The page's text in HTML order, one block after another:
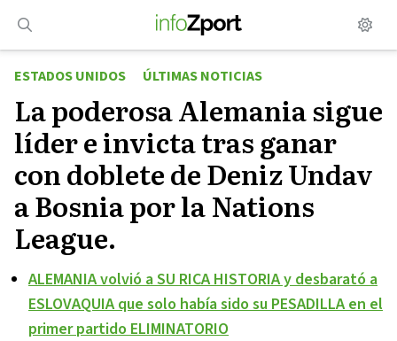
contenido
ESTADOS UNIDOS
ÚLTIMAS NOTICIAS
La poderosa Alemania sigue
líder e invicta tras ganar
con doblete de Deniz Undav
a Bosnia por la Nations
League.
ALEMANIA volvió a SU RICA HISTORIA y desbarató a
ESLOVAQUIA que solo había sido su PESADILLA en el
primer partido ELIMINATORIO